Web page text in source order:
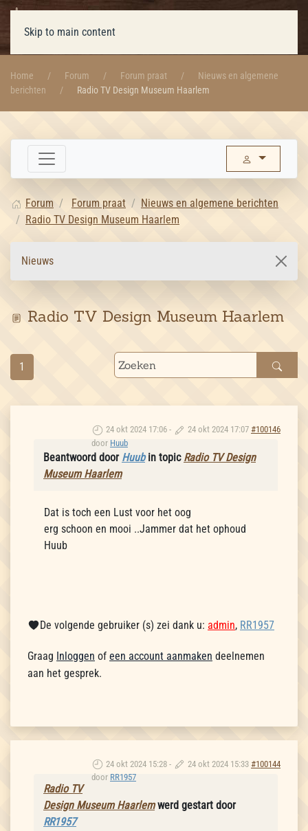
Skip to main content
Home Forum Forum praat
Nieuws en algemene
berichten
Radio TV Design Museum Haarlem
Forum Forum praat
Nieuws en algemene berichten
Radio TV Design Museum Haarlem
Nieuws
Radio TV Design Museum Haarlem
1
24 okt 2024 17:06 - 24 okt 2024 17:07 #100146
door Huub
Beantwoord door Huubin topic Radio TV Design
Museum Haarlem
Dat is toch een Lust voor het oog
erg schoon en mooi ..Jammer dat het ophoud
Huub
De volgende gebruiker (s) zei dank u: admin, RR1957
Graag Inloggen of een account aanmaken deelnemen
aan het gesprek.
24 okt 2024 15:28 - 24 okt 2024 15:33 #100144
door RR1957
Radio TV
Design Museum Haarlemwerd gestart door
RR1957